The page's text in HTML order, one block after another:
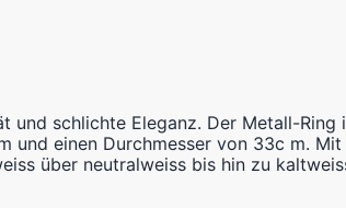
schlichte Eleganz. Der Metall-
und einen Durchmesser von 33c m.
über neutralweiss bis hin zu